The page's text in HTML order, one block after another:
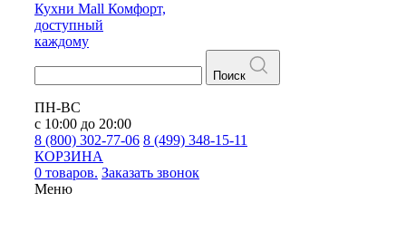
Кухни Mall Комфорт,
доступный
каждому
Поиск
ПН-ВС
с 10:00 до 20:00
8 (800) 302-77-06 8 (499) 348-15-11
КОРЗИНА
0 товаров. Заказать звонок
Меню